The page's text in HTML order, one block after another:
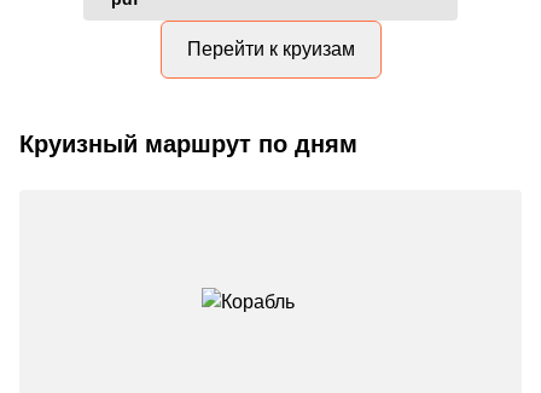
Перейти к круизам
Круизный маршрут по дням